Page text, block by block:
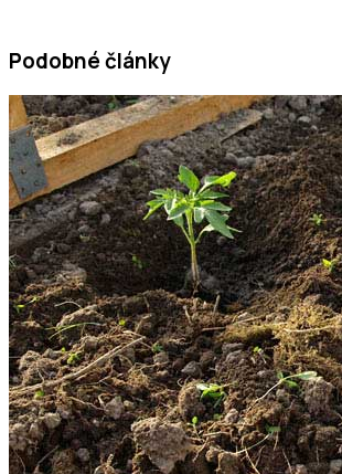
Podobné články